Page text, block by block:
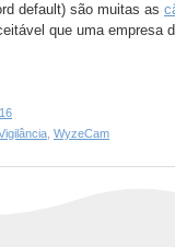
default) são muitas as
que uma empresa
, WyzeCam